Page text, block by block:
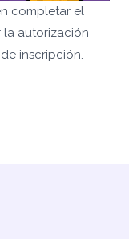
completar el
la autorización
inscripción.